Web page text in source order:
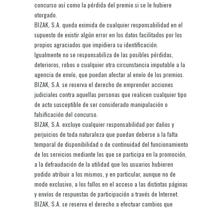
concurso así como la pérdida del premio si se le hubiere
otorgado.
BIZAK, S.A. queda eximida de cualquier responsabilidad en el
supuesto de existir algún error en los datos facilitados por los
propios agraciados que impidiera su identificación.
Igualmente no se responsabiliza de las posibles pérdidas,
deterioros, robos o cualquier otra circunstancia imputable a la
agencia de envío, que puedan afectar al envío de los premios.
BIZAK, S.A. se reserva el derecho de emprender acciones
judiciales contra aquellas personas que realicen cualquier tipo
de acto susceptible de ser considerado manipulación o
falsificación del concurso.
BIZAK, S.A. excluye cualquier responsabilidad por daños y
perjuicios de toda naturaleza que puedan deberse a la falta
temporal de disponibilidad o de continuidad del funcionamiento
de los servicios mediante los que se participa en la promoción,
a la defraudación de la utilidad que los usuarios hubieren
podido atribuir a los mismos, y en particular, aunque no de
modo exclusivo, a los fallos en el acceso a las distintas páginas
y envíos de respuestas de participación a través de Internet.
BIZAK, S.A. se reserva el derecho a efectuar cambios que